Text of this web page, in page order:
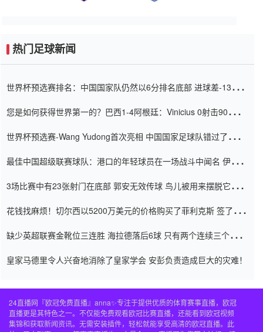
热门足球新闻
世界杯预选赛排名：中国国家队仍然以6分排名底部 进球差-13令人
您是如何获得世界第一的？巴西1-4阿根廷：Vinicius 0射击90分钟
世界杯预选赛-Wang Yudong首次亮相 中国国家足球队错过了世界
最佳中国超级联赛球队：港口的年轻球员在一场战斗中闻名 伊万放
3场比赛中有23张射门在底部 郭安无效传球 鸟儿被用来摆脱它
花钱找麻烦！切尔西以5200万美元的价格购买了菲利克斯 签了7年
缺少英超联赛金靴位三连胜 海拉德落后6球 只有两个连续三个连续
皇家马德里令人兴奋地消除了皇家学会 安彭负责造成巨大的灾难！
24直播网『欧冠免费直播』anna✨专注于提供优质的体育赛事直播，欧冠
直播更是其特色之一。不仅能免费观看欧冠比赛直播，还能看到欧冠视频
集锦和获取新闻资讯。无需安装插件，轻松就能享受高清的欧冠直播。此